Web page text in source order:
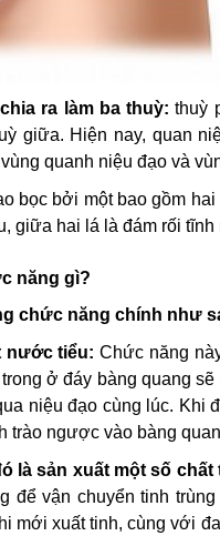
ra làm ba thuỳ:thuỳ
giữa. Hiện nay, quan
quanh niệu đạo và
bọc bởi một bao gồm
giữa hai lá là đám rối
năng gì?
chức năng chính như
nước tiểu: Chức năng
ở đáy bàng quang
niệu đạo cùng lúc. Khi
trào ngược vào bàng
là sản xuất một số
để vận chuyển tinh
mới xuất tinh, cùng với